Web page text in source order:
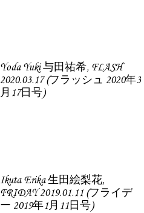
Yoda Yuki 与田祐希, FLASH
2020.03.17 (フラッシュ 2020年3
月17日号)
Ikuta Erika 生田絵梨花,
FRIDAY 2019.01.11 (フライデ
ー 2019年1月11日号)